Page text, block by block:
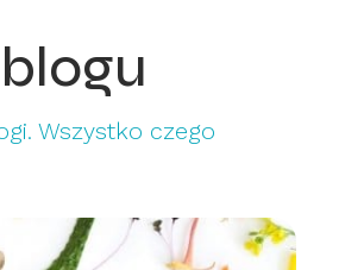
Wszystko czego